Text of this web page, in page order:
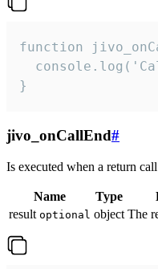
function
}
jivo_onCallEnd#
Is executed when a return
Name Type
result optional object The